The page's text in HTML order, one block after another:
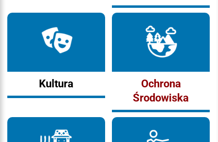
Kultura
Ochrona
Środowiska